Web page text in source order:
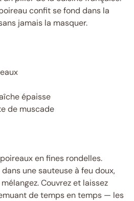
confit se fond dans la
jamais la masquer.
épaisse
de muscade
en fines rondelles.
une sauteuse à feu doux,
Couvrez et laissez
de temps en temps — les